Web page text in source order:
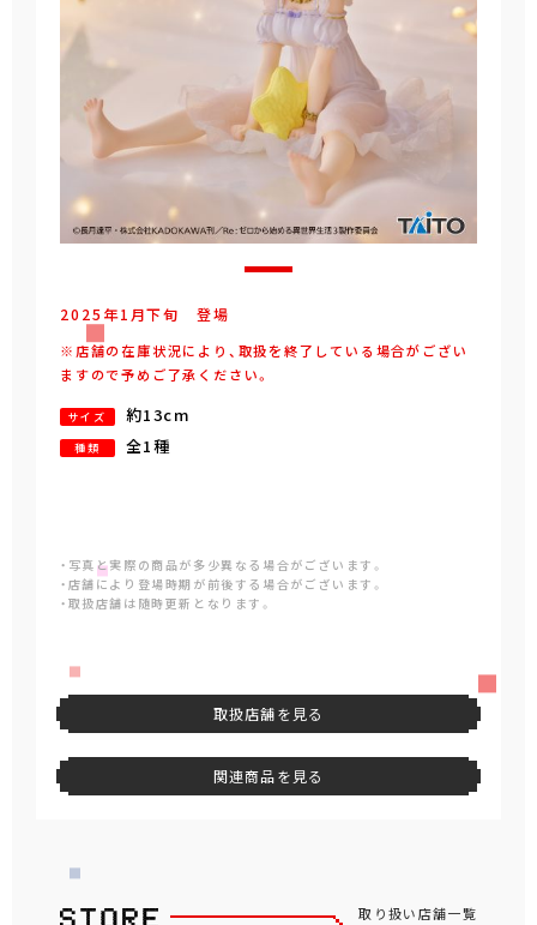
2025年1 月下旬 登場
※店舗の在庫状況により、取扱を終了している場合がござい
ますので予めご了承ください。
サイズ 約13cm
種類 全1種
・写真と実際の商品が多少異なる場合がございます。
・店舗により登場時期が前後する場合がございます。
・取扱店舗は随時更新となります。
取扱店舗を見る
関連商品を見る
取り扱い店舗一覧